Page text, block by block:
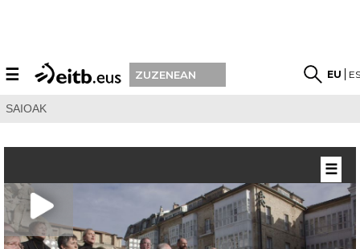
☰ ZUZENEAN EU
SAIOAK
☰